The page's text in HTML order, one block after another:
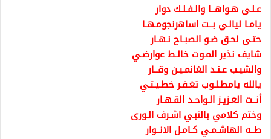
عـلـى هـواهــا والـفـلـك دوار
يامـا ليالـي بــت اساهرنجومـهـا
حتـى لحـق ضـو الصبـاح نـهـار
شايف نذير المـوت خالـط عوارضـي
والشيـب عـنـد الغانمـيـن وقــار
يالله يامطـلـوب تغـفـر خطـيـتـي
أنــت العـزيـز الـواحـد القـهـار
وختم كلامي بالنبـي اشـرف الـورى
طــه الهاشـمـي كـامـل الانــوار